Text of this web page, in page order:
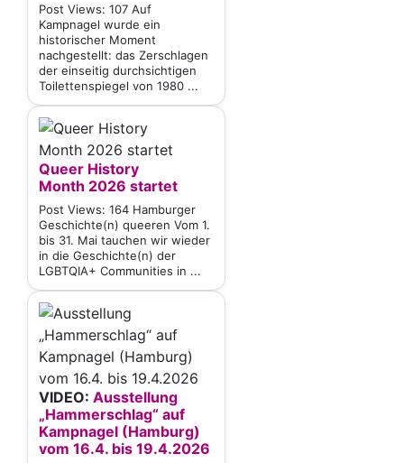
Post Views: 107 Auf
Kampnagel wurde ein
historischer Moment
nachgestellt: das Zerschlagen
der einseitig durchsichtigen
Toilettenspiegel von 1980 ...
Queer History
Month 2026 startet
Post Views: 164 Hamburger
Geschichte(n) queeren Vom 1.
bis 31. Mai tauchen wir wieder
in die Geschichte(n) der
LGBTQIA+ Communities in ...
VIDEO: Ausstellung
„Hammerschlag“ auf
Kampnagel (Hamburg)
vom 16.4. bis 19.4.2026